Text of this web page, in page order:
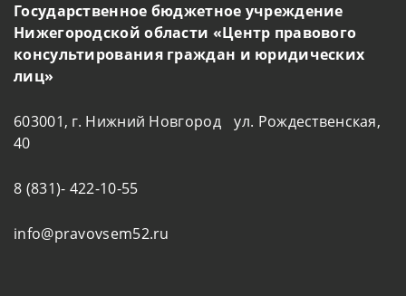
Государственное бюджетное учреждение
Нижегородской области «Центр правового
консультирования граждан и юридических
лиц»
603001, г. Нижний Новгород ул. Рождественская,
40
8 (831)- 422-10-55
info@pravovsem52.ru